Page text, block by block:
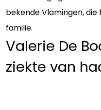
bekende Vlamingen,
familie.
Valerie De
ziekte van